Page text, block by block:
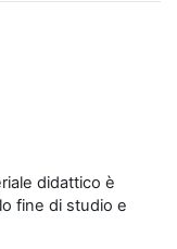
didattico è
fine di studio e